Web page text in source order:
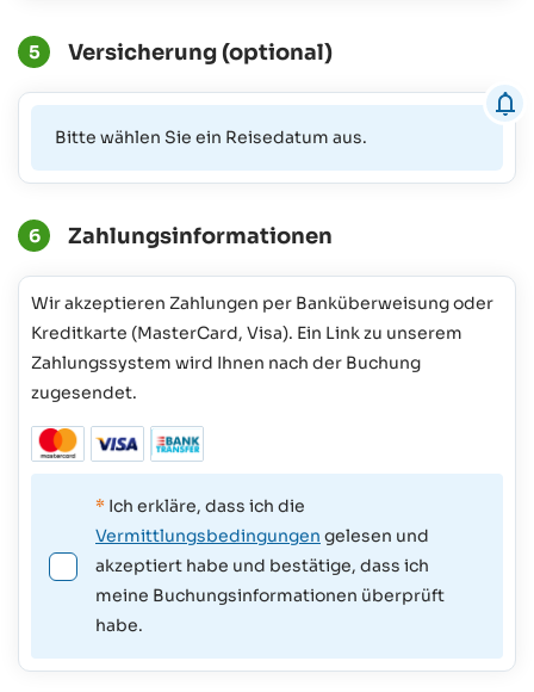
5 Versicherung (optional)
Bitte wählen Sie ein Reisedatum aus.
6 Zahlungsinformationen
Wir akzeptieren Zahlungen per Banküberweisung oder
Kreditkarte (MasterCard, Visa). Ein Link zu unserem
Zahlungssystem wird Ihnen nach der Buchung
zugesendet.
* Ich erkläre, dass ich die
Vermittlungsbedingungen gelesen und
akzeptiert habe und bestätige, dass ich
meine Buchungsinformationen überprüft
habe.